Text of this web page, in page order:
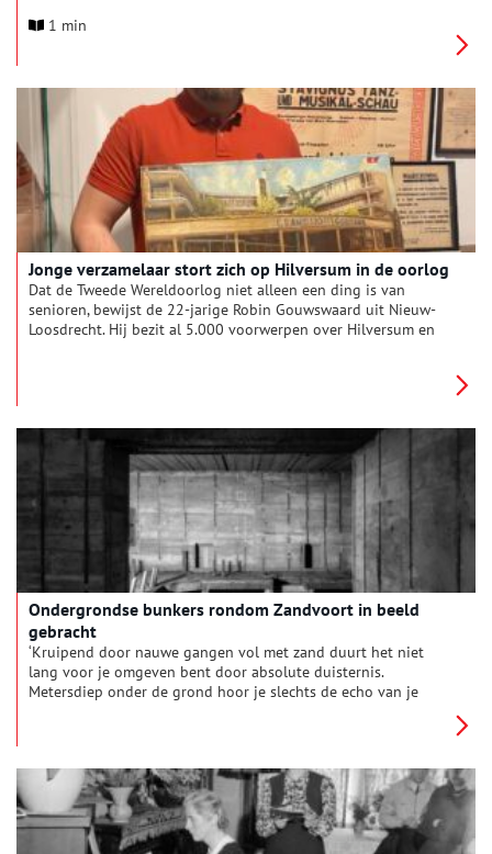
1 min
Jonge verzamelaar stort zich op Hilversum in de oorlog
Dat de Tweede Wereldoorlog niet alleen een ding is van
senioren, bewijst de 22-jarige Robin Gouwswaard uit Nieuw-
Loosdrecht. Hij bezit al 5.000 voorwerpen over Hilversum en
Ondergrondse bunkers rondom Zandvoort in beeld
gebracht
‘Kruipend door nauwe gangen vol met zand duurt het niet
lang voor je omgeven bent door absolute duisternis.
Metersdiep onder de grond hoor je slechts de echo van je